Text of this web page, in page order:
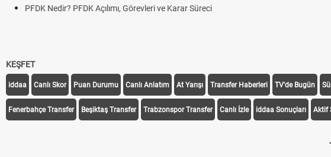
Nedir? PFDK Açılımı, Görevleri ve Karar Süreci
KEŞFET
iddaa Canlı Skor Puan Durumu Canlı Anlatım At Yarışı Transfer Haberleri TV'de Bugün
Fenerbahçe Transfer Beşiktaş Transfer Trabzonspor Transfer Canlı İzle iddaa Sonuçları Aktif